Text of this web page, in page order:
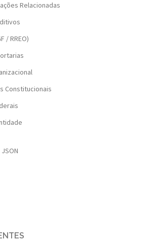
Relacionadas
/ RREO)
Constitucionais